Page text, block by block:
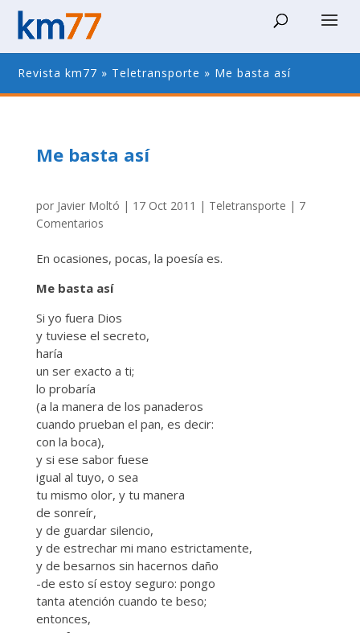
Revista km77 » Teletransporte » Me basta así
Me basta así
por Javier Moltó | 17 Oct 2011 | Teletransporte | 7
Comentarios
En ocasiones, pocas, la poesía es.
Me basta así
Si yo fuera Dios
y tuviese el secreto,
haría
un ser exacto a ti;
lo probaría
(a la manera de los panaderos
cuando prueban el pan, es decir:
con la boca),
y si ese sabor fuese
igual al tuyo, o sea
tu mismo olor, y tu manera
de sonreír,
y de guardar silencio,
y de estrechar mi mano estrictamente,
y de besarnos sin hacernos daño
-de esto sí estoy seguro: pongo
tanta atención cuando te beso;
entonces,